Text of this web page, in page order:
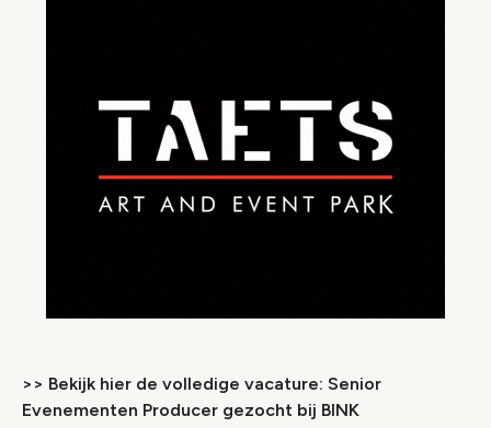
>> Bekijk hier de volledige vacature: Senior
Evenementen Producer gezocht bij BINK